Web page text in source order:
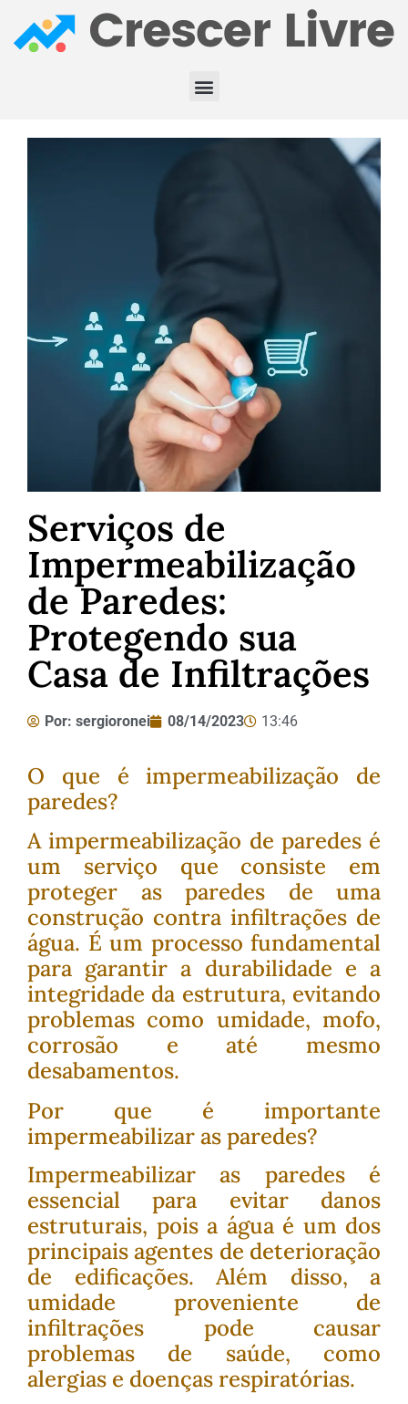
Serviços de
Impermeabilização
de Paredes:
Protegendo sua
Casa de Infiltrações
Por: sergioronei 08/14/2023 13:46
O que é impermeabilização de
paredes?
A impermeabilização de paredes é
um serviço que consiste em
proteger as paredes de uma
construção contra infiltrações de
água. É um processo fundamental
para garantir a durabilidade e a
integridade da estrutura, evitando
problemas como umidade, mofo,
corrosão e até mesmo
desabamentos.
Por que é importante
impermeabilizar as paredes?
Impermeabilizar as paredes é
essencial para evitar danos
estruturais, pois a água é um dos
principais agentes de deterioração
de edificações. Além disso, a
umidade proveniente de
infiltrações pode causar
problemas de saúde, como
alergias e doenças respiratórias.